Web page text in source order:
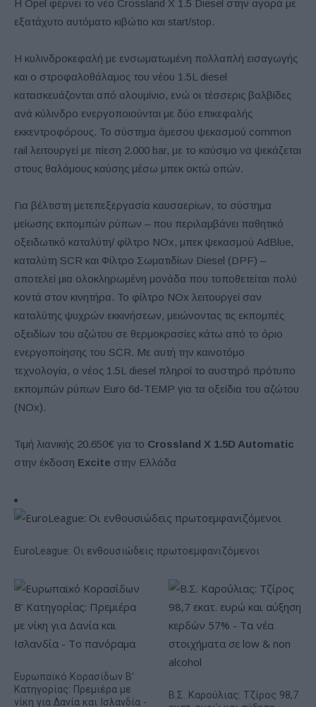
Η Opel φέρνει το νέο Crossland X 1.5 Diesel στην αγορά με
εξατάχυτο αυτόματο κιβώτιο και start/stop.
Η κυλινδροκεφαλή με ενσωματωμένη πολλαπλή εισαγωγής
και ο στροφαλοθάλαμος του νέου 1.5L diesel
κατασκευάζονται από αλουμίνιο, ενώ οι τέσσερις βαλβίδες
ανά κύλινδρο ενεργοποιούνται με δύο επικεφαλής
εκκεντροφόρους. Το σύστημα άμεσου ψεκασμού common
rail λειτουργεί με πίεση 2.000 bar, με το καύσιμο να ψεκάζεται
στους θαλάμους καύσης μέσω μπεκ οκτώ οπών.
Για βέλτιστη μετεπεξεργασία καυσαερίων, το σύστημα
μείωσης εκπομπών ρύπων – που περιλαμβάνει παθητικό
οξειδωτικό καταλύτη/ φίλτρο NOx, μπεκ ψεκασμού AdBlue,
καταλύτη SCR και Φίλτρο Σωματιδίων Diesel (DPF) –
αποτελεί μια ολοκληρωμένη μονάδα που τοποθετείται πολύ
κοντά στον κινητήρα. Το φίλτρο NOx λειτουργεί σαν
καταλύτης ψυχρών εκκινήσεων, μειώνοντας τις εκπομπές
οξειδίων του αζώτου σε θερμοκρασίες κάτω από το όριο
ενεργοποίησης του SCR. Με αυτή την καινοτόμο
τεχνολογία, ο νέος 1.5L diesel πληροί το αυστηρό πρότυπο
εκπομπών ρύπων Euro 6d-TEMP για τα οξείδια του αζώτου
(NOx).
Τιμή λιανικής 20.650€ για το Crossland X 1.5D Automatic
στην έκδοση Excite στην Ελλάδα
EuroLeague: Οι ενθουσιώδεις πρωτοεμφανιζόμενοι
Ευρωπαϊκό Κορασίδων Β'
Κατηγορίας: Πρεμιέρα με
νίκη για Δανία και Ισλανδία -
Β.Σ. Καρούλιας: Τζίρος 98,7